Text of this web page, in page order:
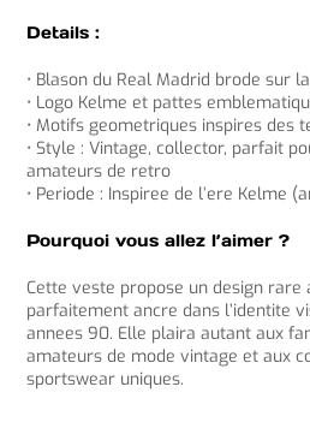
Details :
• Blason du Real Madrid brode sur
• Logo Kelme et pattes
• Motifs geometriques inspires des
• Style : Vintage, collector, parfait
amateurs de retro
• Periode : Inspiree de l’ere Kelme
Pourquoi vous allez l’aimer ?
Cette veste propose un design
parfaitement ancre dans l’identite
annees 90. Elle plaira autant aux
amateurs de mode vintage et aux
sportswear uniques.